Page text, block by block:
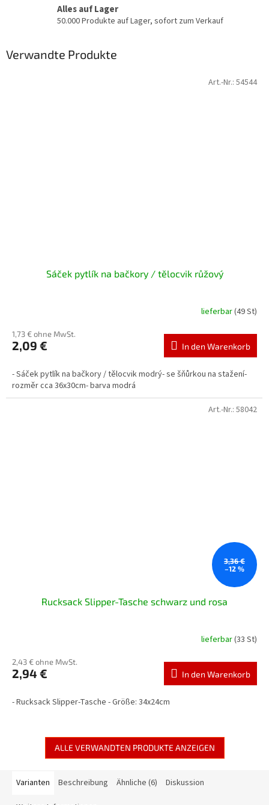
Alles auf Lager
50.000 Produkte auf Lager, sofort zum Verkauf
Verwandte Produkte
Sáček pytlík na bačkory / tělocvik růžový
lieferbar(49 St)
1,73 € ohne MwSt.
2,09 € In den Warenkorb
- Sáček pytlík na bačkory / tělocvik modrý- se šňůrkou na stažení-
rozměr cca 36x30cm- barva modrá
Art.-Nr.: 54544
3,36 €
–12 %
Rucksack Slipper-Tasche schwarz und rosa
lieferbar(33 St)
2,43 € ohne MwSt.
2,94 € In den Warenkorb
- Rucksack Slipper-Tasche - Größe: 34x24cm
Art.-Nr.: 58042
ALLE VERWANDTEN PRODUKTE ANZEIGEN
Varianten Beschreibung Ähnliche (6) Diskussion